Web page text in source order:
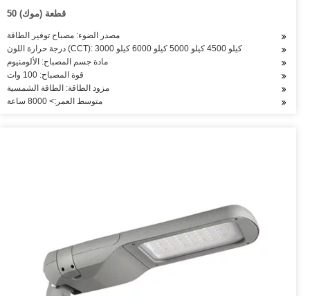
50 قطعة (موك)
مصدر الضوء: مصباح توفير الطاقة
درجة حرارة اللون (CCT): 3000 كيلو 4500 كيلو 5000 كيلو 6000 كيلو
مادة جسم المصباح: الألومنيوم
قوة المصباح: 100 وات
مزود الطاقة: الطاقة الشمسية
متوسط العمر:> 8000 ساعة